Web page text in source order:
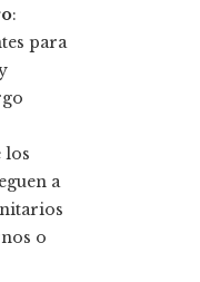
:
para
los
a
o